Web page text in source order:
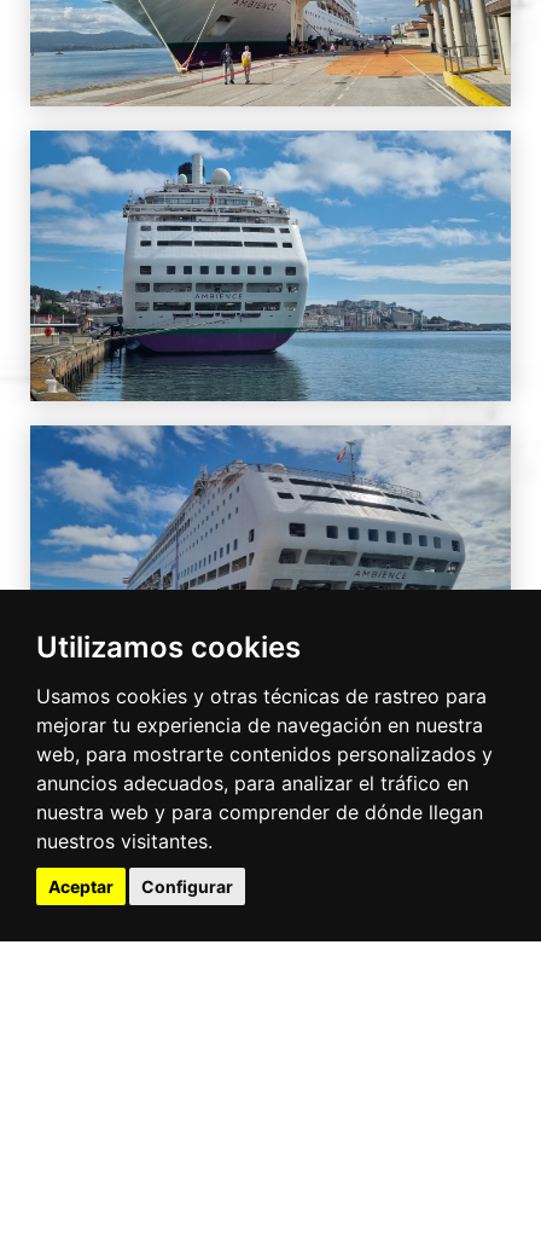
Utilizamos cookies
Usamos cookies y otras técnicas de rastreo para
mejorar tu experiencia de navegación en nuestra
web, para mostrarte contenidos personalizados y
anuncios adecuados, para analizar el tráfico en
nuestra web y para comprender de dónde llegan
nuestros visitantes.
Aceptar Configurar